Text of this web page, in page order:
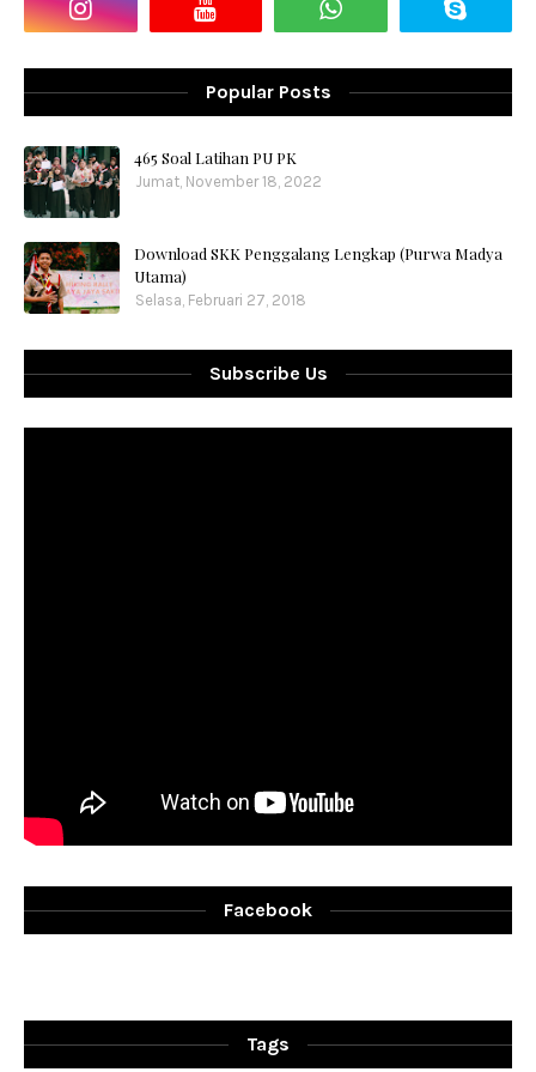
Popular Posts
465 Soal Latihan PU PK
Jumat, November 18, 2022
Download SKK Penggalang Lengkap (Purwa Madya
Utama)
Selasa, Februari 27, 2018
Subscribe Us
Facebook
Tags